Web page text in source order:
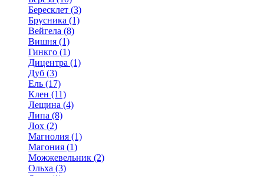
Бересклет (3)
Брусника (1)
Вейгела (8)
Вишня (1)
Гинкго (1)
Дицентра (1)
Дуб (3)
Ель (17)
Клен (11)
Лещина (4)
Липа (8)
Лох (2)
Магнолия (1)
Магония (1)
Можжевельник (2)
Ольха (3)